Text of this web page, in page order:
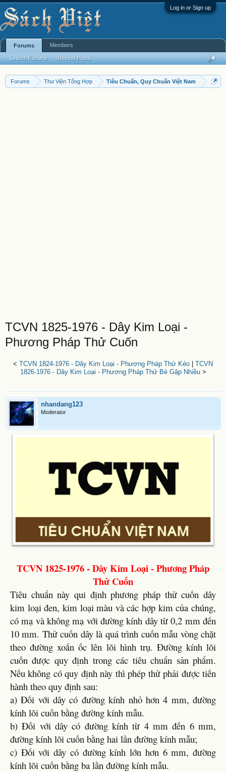
Log in or Sign up
Forums Thư Viện Tổng Hợp Tiêu Chuẩn, Quy Chuẩn Việt Nam
TCVN 1825-1976 - Dây Kim Loại -
Phương Pháp Thử Cuốn
< TCVN 1824-1976 - Dây Kim Loại - Phương Pháp Thử Kéo
TCVN
1826-1976 - Dây Kim Loại - Phương Pháp Thử Bẻ Gập Nhiều>
nhandang123
Moderator
TCVN 1825-1976 - Dây Kim Loại - Phương Pháp
Thử Cuốn
Tiêu chuẩn này qui định phương pháp thử cuốn dây
kim loại đen, kim loại màu và các hợp kim của chúng,
có mạ và không mạ với đường kính dây từ 0,2 mm đến
10 mm. Thử cuốn dây là quá trình cuốn mẫu vòng chặt
theo đường xoắn ốc lên lõi hình trụ. Đường kính lõi
cuốn được quy định trong các tiêu chuẩn sản phẩm.
Nếu không có quy định này thì phép thử phải được tiến
hành theo quy định sau:
a) Đối với dây có đường kính nhỏ hơn 4 mm, đường
kính lõi cuốn bằng đường kính mẫu.
b) Đối với dây có đường kính từ 4 mm đến 6 mm,
đường kính lõi cuốn bằng hai lần đường kính mẫu;
c) Đối với dây có đường kính lớn hơn 6 mm, đường
kính lõi cuốn bằng ba lần đường kính mẫu.
Forums
Search Forums Recent Posts
Members